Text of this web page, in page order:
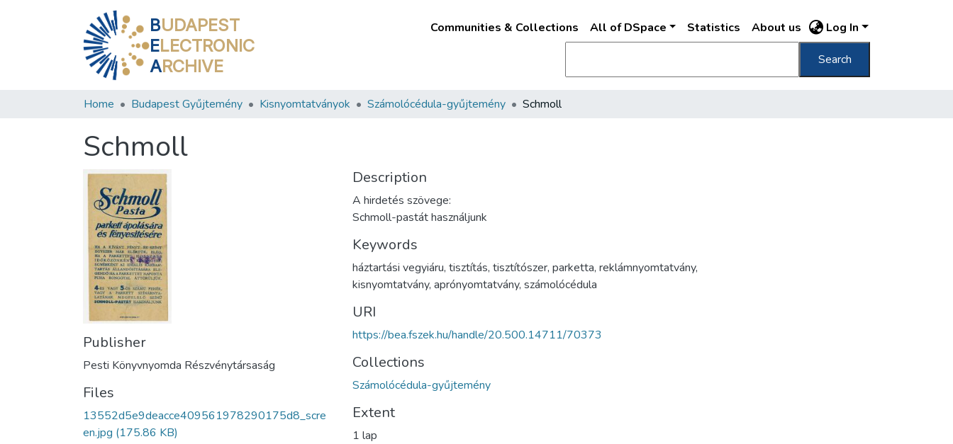
BUDAPEST
ELECTRONIC
ARCHIVE
Communities & Collections All of DSpace Statistics About us Log In
Search
Home Budapest Gyűjtemény Kisnyomtatványok Számolócédula-gyűjtemény Schmoll
Schmoll
Publisher
Pesti Könyvnyomda Részvénytársaság
Files
13552d5e9deacce409561978290175d8_scre
en.jpg (175.86 KB)
Description
A hirdetés szövege:
Schmoll-pastát használjunk
Keywords
háztartási vegyiáru, tisztítás, tisztítószer, parketta, reklámnyomtatvány,
kisnyomtatvány, aprónyomtatvány, számolócédula
URI
https://bea.fszek.hu/handle/20.500.14711/70373
Collections
Számolócédula-gyűjtemény
Extent
1 lap